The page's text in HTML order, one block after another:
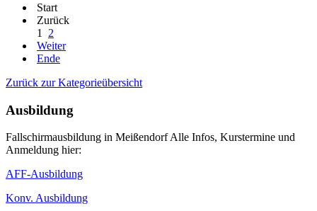
Start
Zurück
1
2
Weiter
Ende
Zurück zur Kategorieübersicht
Ausbildung
Fallschirmausbildung in Meißendorf Alle Infos, Kurstermine und
Anmeldung hier:
AFF-Ausbildung
Konv. Ausbildung